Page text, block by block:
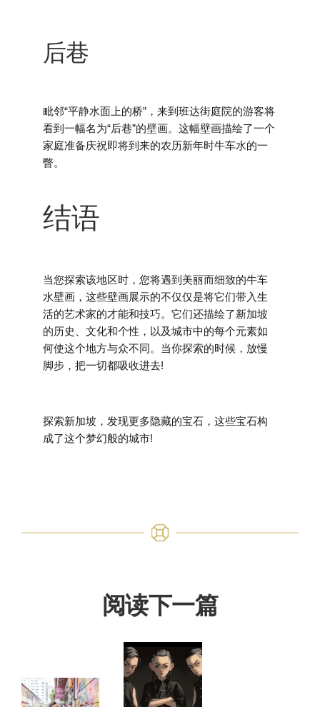
后巷
毗邻“平静水面上的桥”，来到班达街庭院的游客将
看到一幅名为“后巷”的壁画。这幅壁画描绘了一个
家庭准备庆祝即将到来的农历新年时牛车水的一
瞥。
结语
当您探索该地区时，您将遇到美丽而细致的牛车
水壁画，这些壁画展示的不仅仅是将它们带入生
活的艺术家的才能和技巧。它们还描绘了新加坡
的历史、文化和个性，以及城市中的每个元素如
何使这个地方与众不同。当你探索的时候，放慢
脚步，把一切都吸收进去!
探索新加坡，发现更多隐藏的宝石，这些宝石构
成了这个梦幻般的城市!
阅读下一篇